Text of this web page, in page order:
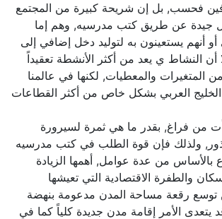
فحسب, بل إن شريحة كبيرة من المجتمع
جيدة عن طريق كتب مدرسيه, وهم إما
أنهم يستعينون به لتوليد دخل إضافي إلى
أن النشاط ي يعد من أكثر الأنشطة تعقيداً
المتغيرات والمعطيات, لكنها في عالمنا
العربي بشكل خاص من أكثر القطاعات
من فراغ, بقدر ما هي ثمرة لسيرورة
ولذلك فإن قوة الطلب في كتب مدرسيه
من عدة عوامل, أهمها الزيادة
والطفرة الاقتصادية التي تعيشها
رقعة مساحة المدن مدعومة بنهضة
الأمر إقامة مدن جديدة كلياً كما في